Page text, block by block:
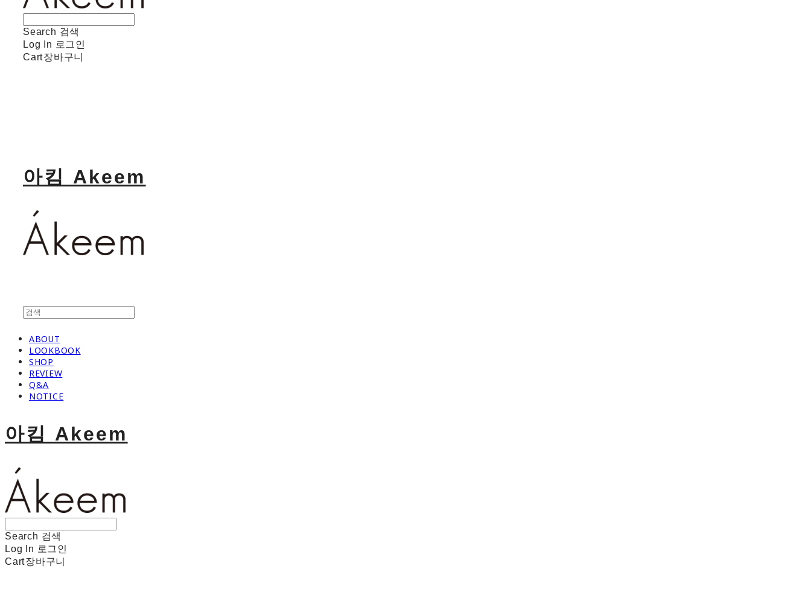
Search 검색
Log In 로그인
Cart장바구니
아킴 Akeem
ABOUT
LOOKBOOK
SHOP
REVIEW
Q&A
NOTICE
아킴 Akeem
Search 검색
Log In 로그인
Cart장바구니